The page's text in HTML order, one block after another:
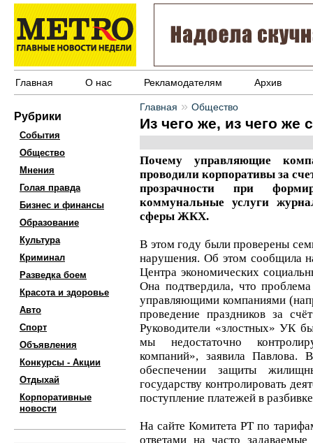
Главная О нас Рекламодателям Архив
Рубрики
События
Общество
Мнения
Голая правда
Бизнес и финансы
Образование
Культура
Криминал
Разведка боем
Красота и здоровье
Авто
Спорт
Объявления
Конкурсы - Акции
Отдыхай
Корпоративные
новости
Главная » Общество
Из чего же, из чего
Почему управляющие
проводили корпоративы за
прозрачности при
коммунальные услуги
сферы ЖКХ.
В этом году были проверены
нарушения. Об этом сообщила
Центра экономических
Она подтвердила, что проблема
управляющими компаниями
проведение праздников за
Руководители «злостных» УК
мы недостаточно
компаний», заявила Павлова.
обеспечении защиты
государству контролировать
поступление платежей в
На сайте Комитета РТ по
ответами на часто